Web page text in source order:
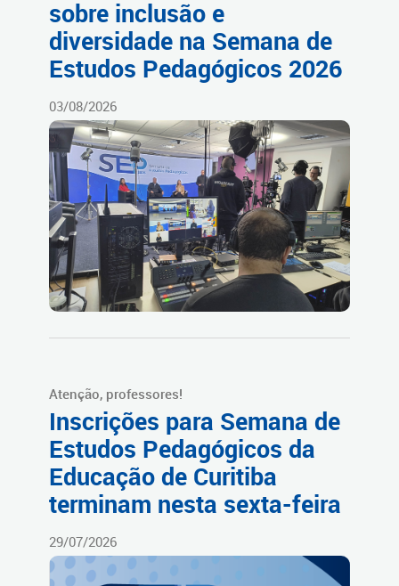
sobre inclusão e
diversidade na Semana de
Estudos Pedagógicos 2026
03/08/2026
Atenção, professores!
Inscrições para Semana de
Estudos Pedagógicos da
Educação de Curitiba
terminam nesta sexta-feira
29/07/2026